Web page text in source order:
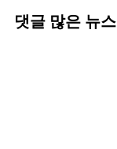
댓글 많은 뉴스